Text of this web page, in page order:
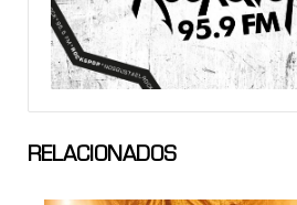
RELACIONADOS